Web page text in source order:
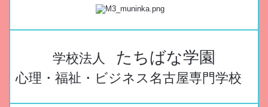
学校法人 たちばな学園
心理・福祉・ビジネス名古屋専門学校